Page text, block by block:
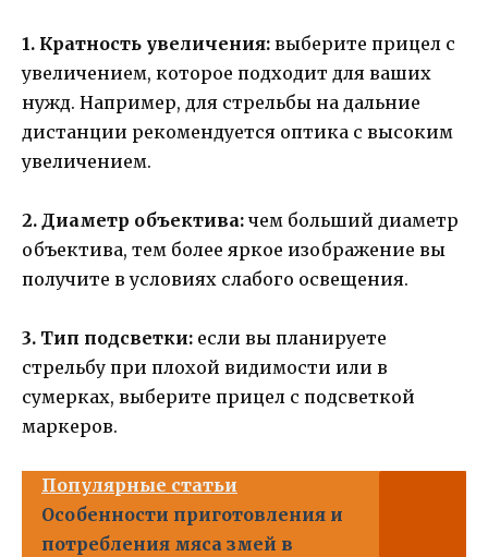
1. Кратность увеличения: выберите прицел с
увеличением, которое подходит для ваших
нужд. Например, для стрельбы на дальние
дистанции рекомендуется оптика с высоким
увеличением.
2. Диаметр объектива: чем больший диаметр
объектива, тем более яркое изображение вы
получите в условиях слабого освещения.
3. Тип подсветки: если вы планируете
стрельбу при плохой видимости или в
сумерках, выберите прицел с подсветкой
маркеров.
Популярные статьи
Особенности приготовления и
потребления мяса змей в